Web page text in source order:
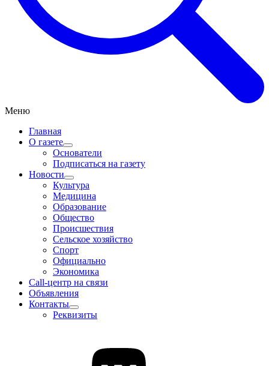
Меню
Главная
О газете
Основатели
Подписаться на газету
Новости
Культура
Медицина
Образование
Общество
Происшествия
Сельское хозяйство
Спорт
Официально
Экономика
Call-центр на связи
Объявления
Контакты
Реквизиты